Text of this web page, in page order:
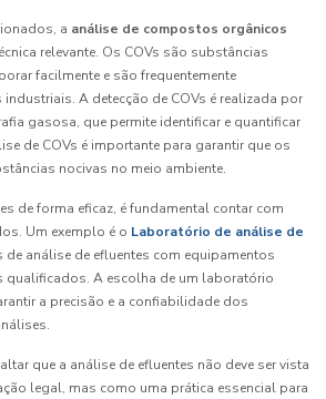
a análise de compostos orgânicos
relevante. Os COVs são substâncias
facilmente e são frequentemente
A detecção de COVs é realizada por
gasosa, que permite identificar e quantificar
de COVs é importante para garantir que os
nocivas no meio ambiente.
de forma eficaz, é fundamental contar com
Um exemplo é o Laboratório de análise de
de análise de efluentes com equipamentos
qualificados. A escolha de um laboratório
a precisão e a confiabilidade dos
que a análise de efluentes não deve ser vista
legal, mas como uma prática essencial para